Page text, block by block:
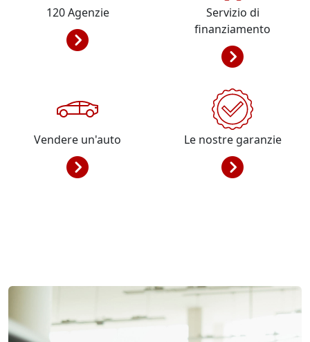
120Agenzie
Servizio di
finanziamento
Vendere un'auto Le nostre garanzie